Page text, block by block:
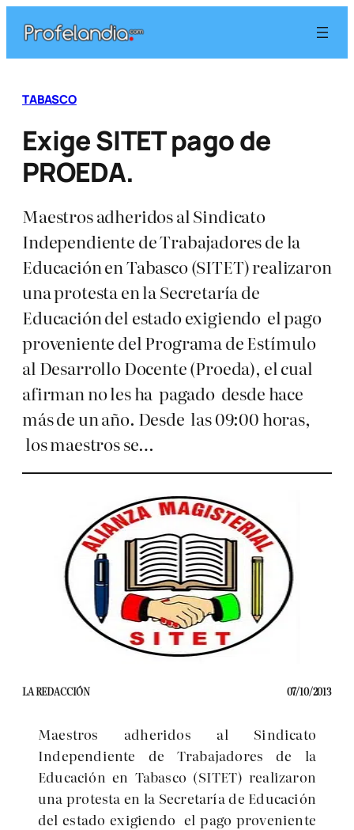
contenido
TABASCO
Exige SITET pago de
PROEDA.
Maestros adheridos al Sindicato
Independiente de Trabajadores de la
Educación en Tabasco (SITET) realizaron
una protesta en la Secretaría de
Educación del estado exigiendo el pago
proveniente del Programa de Estímulo
al Desarrollo Docente (Proeda), el cual
afirman no les ha pagado desde hace
más de un año. Desde las 09:00 horas,
los maestros se…
LA REDACCIÓN 07/10/2013
Maestros adheridos al Sindicato
Independiente de Trabajadores de la
Educación en Tabasco (SITET) realizaron
una protesta en la Secretaría de Educación
del estado exigiendo el pago proveniente